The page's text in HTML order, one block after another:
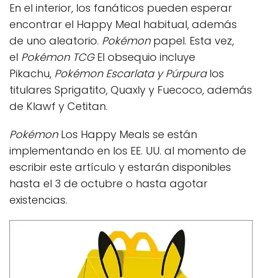
En el interior, los fanáticos pueden esperar
encontrar el Happy Meal habitual, además
de uno aleatorio. Pokémon papel. Esta vez,
el Pokémon TCG El obsequio incluye
Pikachu, Pokémon Escarlata y Púrpura los
titulares Sprigatito, Quaxly y Fuecoco, además
de Klawf y Cetitan.
PokémonLos Happy Meals se están
implementando en los EE. UU. al momento de
escribir este artículo y estarán disponibles
hasta el 3 de octubre o hasta agotar
existencias.